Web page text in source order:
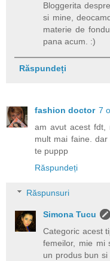
Bloggerita
si mine,
materie de
pana acum. :)
Răspundeți
fashion doctor 7
am avut acest fdt,
mult mai faine.
te puppp
Răspundeți
Răspunsuri
Simona Tucu
Categoric acest
femeilor, mie mi
un produs bun si